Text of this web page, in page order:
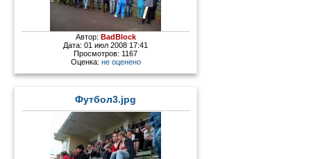
Автор: BadBlock
Дата: 01 июл 2008 17:41
Просмотров: 1167
Оценка: не оценено
Футбол3.jpg